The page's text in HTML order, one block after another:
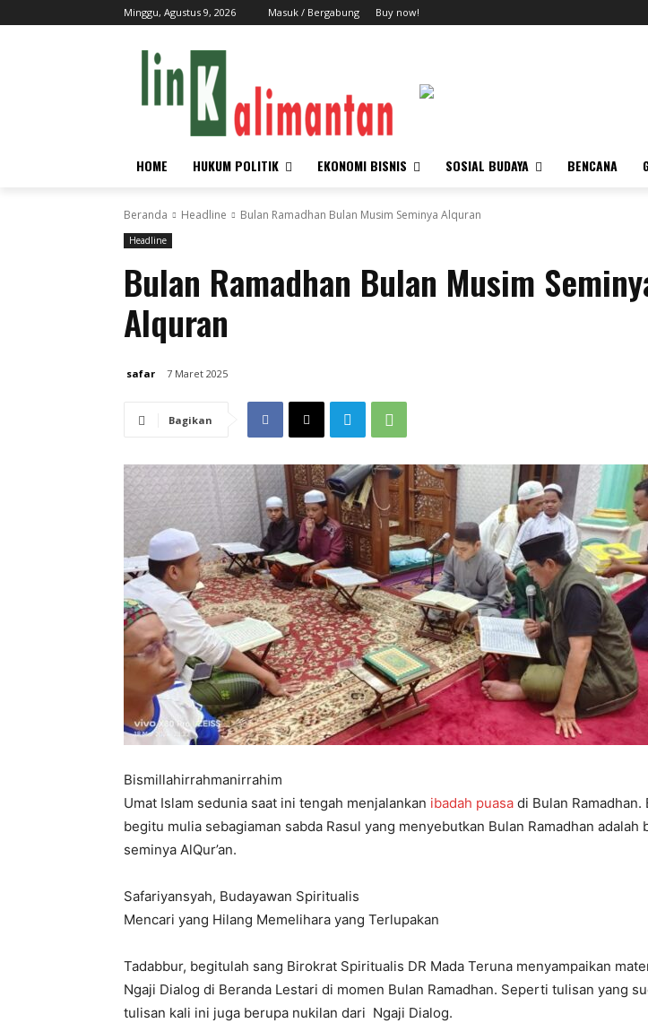
Minggu, Agustus 9, 2026 Masuk / Bergabung Buy now!
HOME HUKUM POLITIK EKONOMI BISNIS SOSIAL BUDAYA BENCANA
Beranda Headline Bulan Ramadhan Bulan Musim Seminya Alquran
Headline
Bulan Ramadhan Bulan Musim
Alquran
safar 7 Maret 2025
Bagikan
Bismillahirrahmanirrahim
Umat Islam sedunia saat ini tengah menjalankan ibadah puasa di Bulan Ramadhan.
begitu mulia sebagiaman sabda Rasul yang menyebutkan Bulan Ramadhan adalah
seminya AlQur’an.
Safariyansyah, Budayawan Spiritualis
Mencari yang Hilang Memelihara yang Terlupakan
Tadabbur, begitulah sang Birokrat Spiritualis DR Mada Teruna menyampaikan
Ngaji Dialog di Beranda Lestari di momen Bulan Ramadhan. Seperti tulisan yang
tulisan kali ini juga berupa nukilan dari Ngaji Dialog.